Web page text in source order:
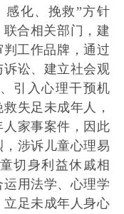
感化、挽救”方针
合相关部门，建
工作品牌，通过
讼、建立社会观
引入心理干预机
失足未成年人，
家事案件，因此
涉诉儿童心理易
切身利益休戚相
用法学、心理学
足未成年人身心